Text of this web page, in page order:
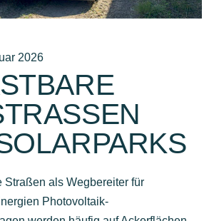
2026
F
Straßen als Wegbereiter für
Photovoltaik-